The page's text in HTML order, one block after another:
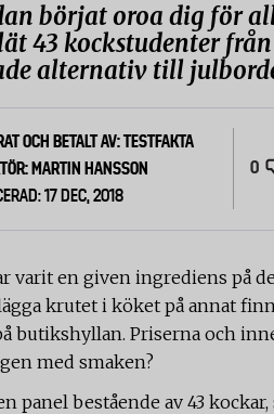
börjat oroa dig för
43 kockstudenter
alternativ till
OCH BETALT AV: TESTFAKTA
MARTIN HANSSON
17 DEC, 2018
0
varit en given ingrediens på
krutet i köket på annat
butikshyllan. Priserna och
med smaken?
panel bestående av 43